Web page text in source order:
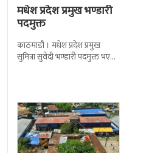
मधेश प्रदेश प्रमुख भण्डारी
पदमुक्त
काठमाडौं । मधेश प्रदेश प्रमुख
सुमित्रा सुवेदी भण्डारी पदमुक्त भएकी